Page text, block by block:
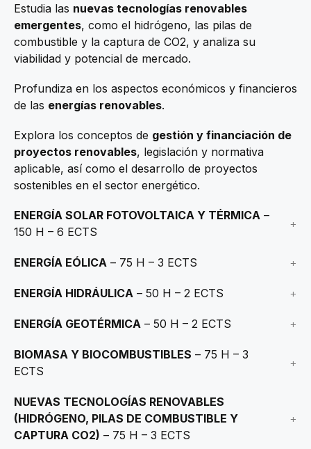
Estudia las nuevas tecnologías renovables
emergentes, como el hidrógeno, las pilas de
combustible y la captura de CO2, y analiza su
viabilidad y potencial de mercado.
Profundiza en los aspectos económicos y financieros
de las energías renovables.
Explora los conceptos de gestión y financiación de
proyectos renovables, legislación y normativa
aplicable, así como el desarrollo de proyectos
sostenibles en el sector energético.
ENERGÍA SOLAR FOTOVOLTAICA Y TÉRMICA –
150 H – 6 ECTS
ENERGÍA EÓLICA – 75 H – 3 ECTS
ENERGÍA HIDRÁULICA – 50 H – 2 ECTS
ENERGÍA GEOTÉRMICA – 50 H – 2 ECTS
BIOMASA Y BIOCOMBUSTIBLES – 75 H – 3
ECTS
NUEVAS TECNOLOGÍAS RENOVABLES
(HIDRÓGENO, PILAS DE COMBUSTIBLE Y
CAPTURA CO2) – 75 H – 3 ECTS